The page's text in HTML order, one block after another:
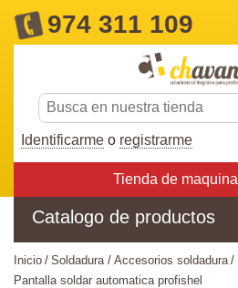
974 311 109
Identificarme o registrarme
Tienda de
Catalogo de productos
inicio soldadura
accesorios soldadura
pantalla soldar automatica profishel